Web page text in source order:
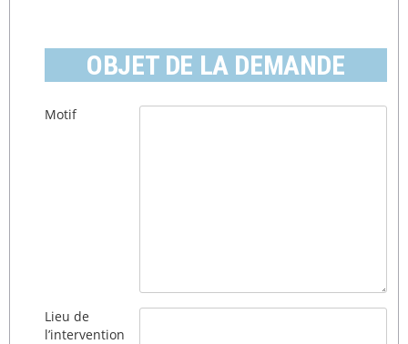
OBJET DE LA DEMANDE
Motif
Lieu de
l’intervention